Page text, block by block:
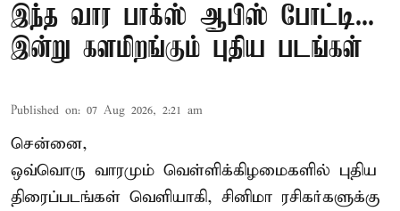
இந்த வார பாக்ஸ் ஆபிஸ் போட்டி...
இன்று களமிறங்கும் புதிய படங்கள்
Published on: 07 Aug 2026, 2:21 am
சென்னை,
ஒவ்வொரு வாரமும் வெள்ளிக்கிழமைகளில் புதிய
திரைப்படங்கள் வெளியாகி, சினிமா ரசிகர்களுக்கு